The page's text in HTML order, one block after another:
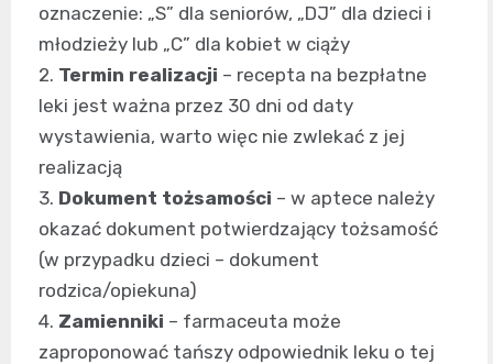
oznaczenie: „S” dla seniorów, „DJ” dla dzieci i
młodzieży lub „C” dla kobiet w ciąży
2. Termin realizacji – recepta na bezpłatne
leki jest ważna przez 30 dni od daty
wystawienia, warto więc nie zwlekać z jej
realizacją
3. Dokument tożsamości – w aptece należy
okazać dokument potwierdzający tożsamość
(w przypadku dzieci – dokument
rodzica/opiekuna)
4. Zamienniki – farmaceuta może
zaproponować tańszy odpowiednik leku o tej